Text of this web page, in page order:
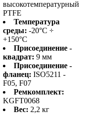
высокотемпературный
PTFE
Температура
среды: -20°C ÷
+150°C
Присоединение -
квадрат: 9 мм
Присоединение -
фланец: ISO5211 -
F05, F07
Ремкомплект:
KGFT0068
Вес: 2,2 кг